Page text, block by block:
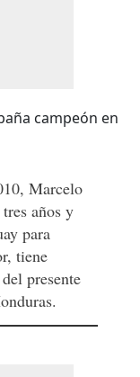
Marcelo
años y
para
tiene
presente